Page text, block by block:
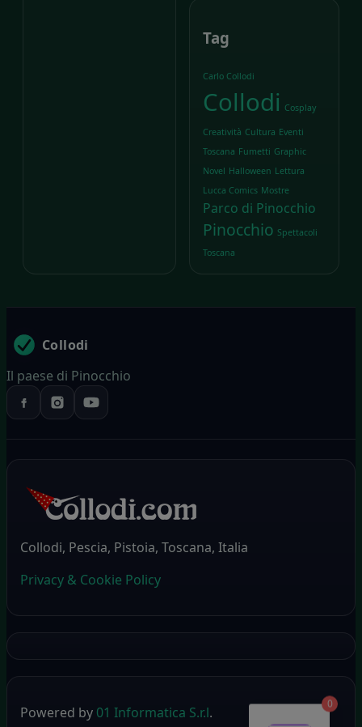
Tag
Carlo Collodi
Collodi Cosplay
Creatività Cultura Eventi
Toscana Fumetti Graphic
Novel Halloween Lettura
Lucca Comics Mostre
Parco di Pinocchio
Pinocchio Spettacoli
Toscana
Collodi
Il paese di Pinocchio
Collodi, Pescia, Pistoia, Toscana, Italia
Privacy & Cookie Policy
Powered by 01 Informatica S.r.l. 0